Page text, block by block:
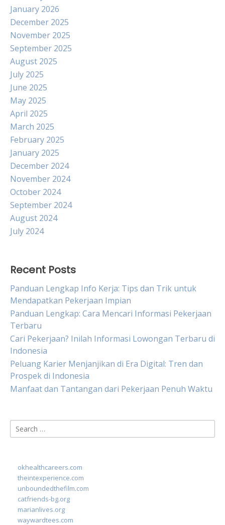
January 2026
December 2025
November 2025
September 2025
August 2025
July 2025
June 2025
May 2025
April 2025
March 2025
February 2025
January 2025
December 2024
November 2024
October 2024
September 2024
August 2024
July 2024
Recent Posts
Panduan Lengkap Info Kerja: Tips dan Trik untuk
Mendapatkan Pekerjaan Impian
Panduan Lengkap: Cara Mencari Informasi Pekerjaan
Terbaru
Cari Pekerjaan? Inilah Informasi Lowongan Terbaru di
Indonesia
Peluang Karier Menjanjikan di Era Digital: Tren dan
Prospek di Indonesia
Manfaat dan Tantangan dari Pekerjaan Penuh Waktu
Search
for:
okhealthcareers.com
theintexperience.com
unboundedthefilm.com
catfriends-bg.org
marianlives.org
waywardtees.com